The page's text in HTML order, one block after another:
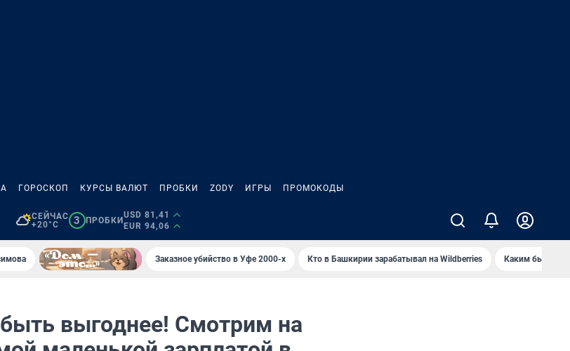
ГОРОСКОП КУРСЫ ВАЛЮТ ПРОБКИ ZODY ИГРЫ ПРОМОКОДЫ
СЕЙЧАС
+20°C
3 ПРОБКИ
USD 81,41
EUR 94,06
Заказное убийство в Уфе 2000-х Кто в Башкирии зарабатывал на Wildberries Каким было
выгоднее! Смотрим на